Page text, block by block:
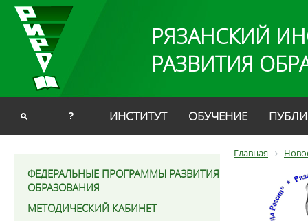
РЯЗАНСКИЙ
РАЗВИТИЯ
? ИНСТИТУТ ОБУЧЕНИЕ
ФЕДЕРАЛЬНЫЕ ПРОГРАММЫ РАЗВИТИЯ
ОБРАЗОВАНИЯ
МЕТОДИЧЕСКИЙ КАБИНЕТ
Главная